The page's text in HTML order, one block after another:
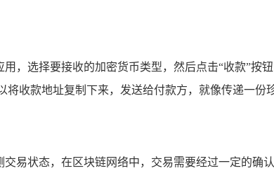
，选择要接收的加密货币类型，然后点击“收款”按
收款地址复制下来，发送给付款方，就像传递一份
易状态，在区块链网络中，交易需要经过一定的确